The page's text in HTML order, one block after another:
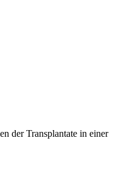
der Transplantate in einer